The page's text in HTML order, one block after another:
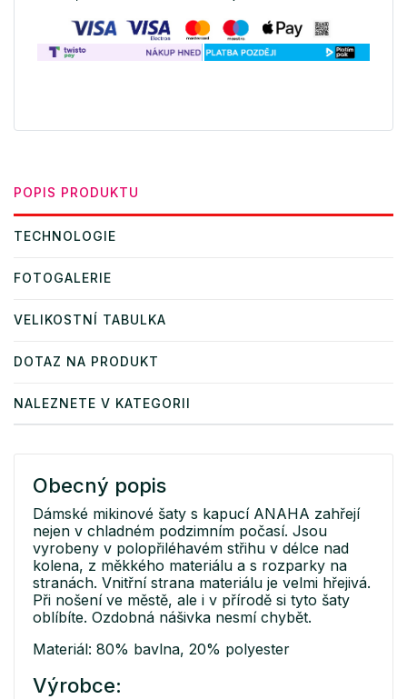
POPIS PRODUKTU
TECHNOLOGIE
FOTOGALERIE
VELIKOSTNÍ TABULKA
DOTAZ NA PRODUKT
NALEZNETE V KATEGORII
Obecný popis
Dámské mikinové šaty s kapucí ANAHA zahřejí
nejen v chladném podzimním počasí. Jsou
vyrobeny v polopřiléhavém střihu v délce nad
kolena, z měkkého materiálu a s rozparky na
stranách. Vnitřní strana materiálu je velmi hřejivá.
Při nošení ve městě, ale i v přírodě si tyto šaty
oblíbíte. Ozdobná nášivka nesmí chybět.
Materiál: 80% bavlna, 20% polyester
Výrobce: